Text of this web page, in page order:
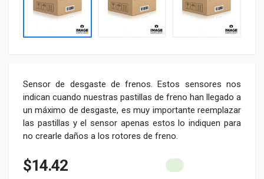
Sensor de desgaste de frenos. Estos sensores nos
indican cuando nuestras pastillas de freno han llegado a
un máximo de desgaste, es muy importante reemplazar
las pastillas y el sensor apenas estos lo indiquen para
no crearle daños a los rotores de freno.
$14.42